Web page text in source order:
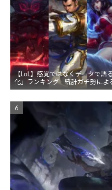
【LoL】感覚ではなくデータで
化」ランキング - 統計ガチ勢によ